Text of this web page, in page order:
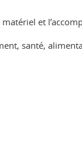
et
santé,